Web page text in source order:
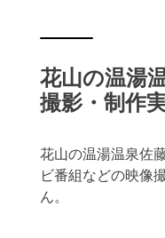
花山の温湯
撮影・制作
花山の温湯温泉佐
ビ番組などの映像
ん。